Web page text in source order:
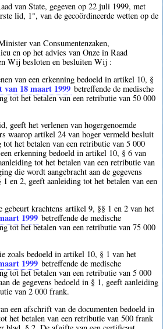
van State, gegeven op 22 juli 1999, met
lid, 1°, van de gecoördineerde wetten op de
van Consumentenzaken,
en op het advies van Onze in Raad
Wij besloten en besluiten Wij :
van een erkenning bedoeld in artikel 10, §
18 maart 1999 betreffende de medische
tot het betalen van een retributie van 50 000
geeft het verlenen van hogergenoemde
waarop artikel 24 van hoger vermeld besluit
het betalen van een retributie van 5 000
erkenning bedoeld in artikel 10, § 6 van
tot het betalen van een retributie van
die wordt aangebracht aan de gegevens
en 2, geeft aanleiding tot het betalen van een
gebeurt krachtens artikel 9, §§ 1 en 2 van het
1999 betreffende de medische
tot het betalen van een retributie van 75 000
zoals bedoeld in artikel 10, § 1 van het
1999 betreffende de medische
tot het betalen van een retributie van 5 000
de gegevens bedoeld in § 1, geeft aanleiding
van 2 000 frank.
een afschrift van de documenten bedoeld in
het betalen van een retributie van 500 frank